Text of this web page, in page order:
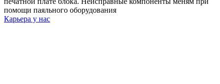
помощи паяльного оборудования
Карьера у нас